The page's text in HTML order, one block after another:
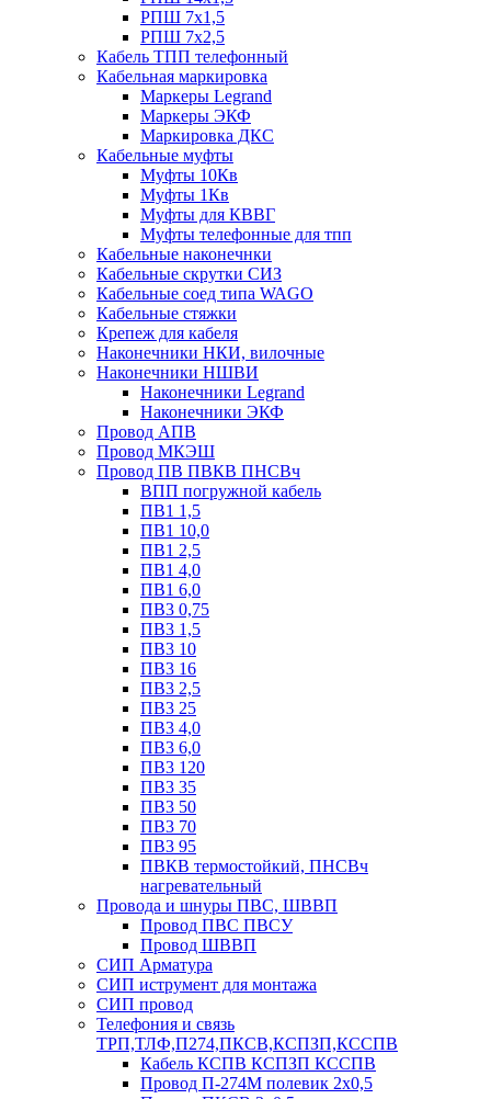
РПШ 7х1,5
РПШ 7х2,5
Кабель ТПП телефонный
Кабельная маркировка
Маркеры Legrand
Маркеры ЭКФ
Маркировка ДКС
Кабельные муфты
Муфты 10Кв
Муфты 1Кв
Муфты для КВВГ
Муфты телефонные для тпп
Кабельные наконечнки
Кабельные скрутки СИЗ
Кабельные соед типа WAGO
Кабельные стяжки
Крепеж для кабеля
Наконечники НКИ, вилочные
Наконечники НШВИ
Наконечники Legrand
Наконечники ЭКФ
Провод АПВ
Провод МКЭШ
Провод ПВ ПВКВ ПНСВч
ВПП погружной кабель
ПВ1 1,5
ПВ1 10,0
ПВ1 2,5
ПВ1 4,0
ПВ1 6,0
ПВ3 0,75
ПВ3 1,5
ПВ3 10
ПВ3 16
ПВ3 2,5
ПВ3 25
ПВ3 4,0
ПВ3 6,0
ПВ3 120
ПВ3 35
ПВ3 50
ПВ3 70
ПВ3 95
ПВКВ термостойкий, ПНСВч
нагревательный
Провода и шнуры ПВС, ШВВП
Провод ПВС ПВСУ
Провод ШВВП
СИП Арматура
СИП иструмент для монтажа
СИП провод
Телефония и связь
ТРП,ТЛФ,П274,ПКСВ,КСПЗП,КССПВ
Кабель КСПВ КСПЗП КССПВ
Провод П-274М полевик 2х0,5